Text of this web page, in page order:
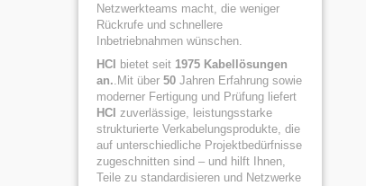
Netzwerkteams macht, die weniger
Rückrufe und schnellere
Inbetriebnahmen wünschen.
HCI
bietet seit 1975 Kabellösungen
an..Mit über 50 Jahren Erfahrung sowie
moderner Fertigung und Prüfung liefert
HCI zuverlässige, leistungsstarke
strukturierte Verkabelungsprodukte, die
auf unterschiedliche Projektbedürfnisse
zugeschnitten sind – und hilft Ihnen,
Teile zu standardisieren und Netzwerke